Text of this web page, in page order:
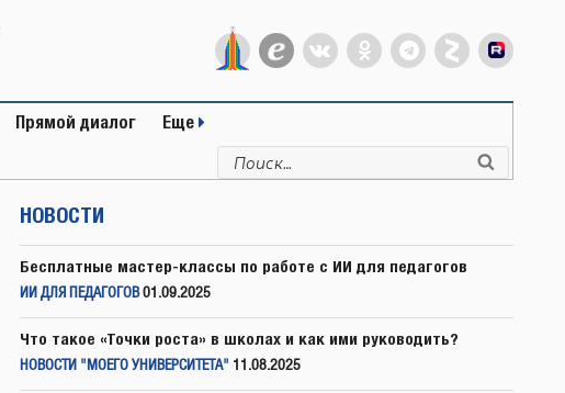
Прямой диалог Еще
Искать:
НОВОСТИ
Бесплатные мастер-классы по работе с ИИ для педагогов
ИИ ДЛЯ ПЕДАГОГОВ 01.09.2025
Что такое «Точки роста» в школах и как ими руководить?
НОВОСТИ "МОЕГО УНИВЕРСИТЕТА" 11.08.2025